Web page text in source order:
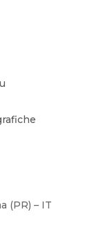
(PR) – IT